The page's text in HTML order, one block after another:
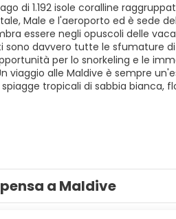
di 1.192 isole coralline
Male e l'aeroporto ed è sede
essere negli opuscoli delle
davvero tutte le sfumature
per lo snorkeling e le
viaggio alle Maldive è sempre
tropicali di sabbia bianca,
a Maldive